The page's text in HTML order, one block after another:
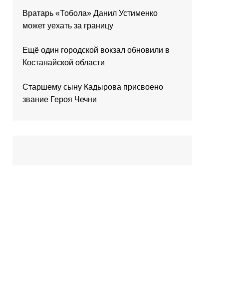
Вратарь «Тобола» Данил Устименко
может уехать за границу
Ещё один городской вокзал обновили в
Костанайской области
Старшему сыну Кадырова присвоено
звание Героя Чечни